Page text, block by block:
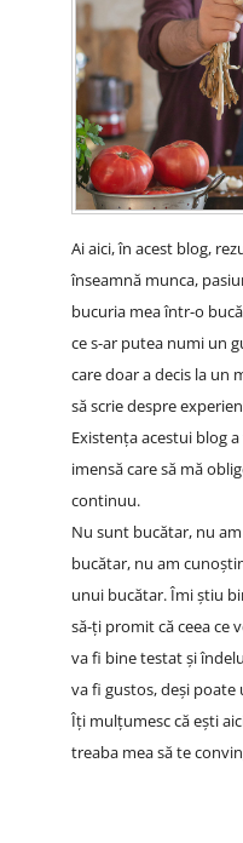
Ai aici, în acest blog,
înseamnă munca,
bucuria mea într-o
ce s-ar putea numi un
care doar a decis la un
să scrie despre
Existența acestui blog
imensă care să mă
continuu.
Nu sunt bucătar, nu
bucătar, nu am
unui bucătar. Îmi știu
să-ți promit că ceea ce
va fi bine testat și
va fi gustos, deși
Îți mulțumesc că ești
treaba mea să te